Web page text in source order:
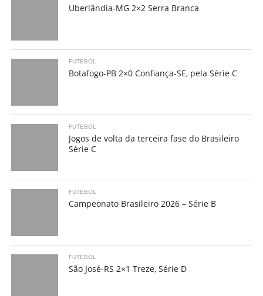
Uberlândia-MG 2×2 Serra Branca
FUTEBOL
Botafogo-PB 2×0 Confiança-SE, pela Série C
FUTEBOL
Jogos de volta da terceira fase do Brasileiro
Série C
FUTEBOL
Campeonato Brasileiro 2026 – Série B
FUTEBOL
São José-RS 2×1 Treze, Série D